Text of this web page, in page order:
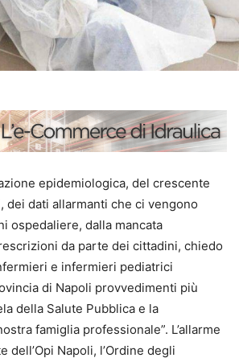
epidemiologica, del crescente
dei dati allarmanti che ci vengono
ospedaliere, dalla mancata
da parte dei cittadini, chiedo
e infermieri pediatrici
di Napoli provvedimenti più
della Salute Pubblica e la
famiglia professionale”. L’allarme
dell’Opi Napoli, l’Ordine degli